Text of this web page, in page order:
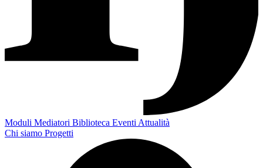
Moduli Mediatori Biblioteca Eventi Attualità
Chi siamo Progetti